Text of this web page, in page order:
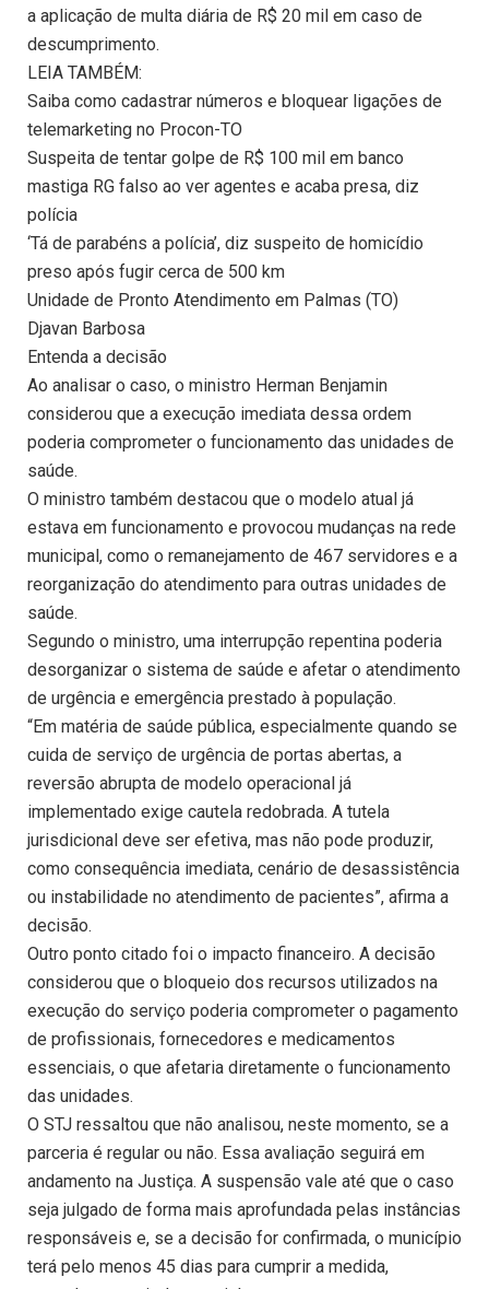
a aplicação de multa diária de R$ 20 mil em caso de
descumprimento.
LEIA TAMBÉM:
Saiba como cadastrar números e bloquear ligações de
telemarketing no Procon-TO
Suspeita de tentar golpe de R$ 100 mil em banco
mastiga RG falso ao ver agentes e acaba presa, diz
polícia
‘Tá de parabéns a polícia’, diz suspeito de homicídio
preso após fugir cerca de 500 km
Unidade de Pronto Atendimento em Palmas (TO)
Djavan Barbosa
Entenda a decisão
Ao analisar o caso, o ministro Herman Benjamin
considerou que a execução imediata dessa ordem
poderia comprometer o funcionamento das unidades de
saúde.
O ministro também destacou que o modelo atual já
estava em funcionamento e provocou mudanças na rede
municipal, como o remanejamento de 467 servidores e a
reorganização do atendimento para outras unidades de
saúde.
Segundo o ministro, uma interrupção repentina poderia
desorganizar o sistema de saúde e afetar o atendimento
de urgência e emergência prestado à população.
“Em matéria de saúde pública, especialmente quando se
cuida de serviço de urgência de portas abertas, a
reversão abrupta de modelo operacional já
implementado exige cautela redobrada. A tutela
jurisdicional deve ser efetiva, mas não pode produzir,
como consequência imediata, cenário de desassistência
ou instabilidade no atendimento de pacientes”, afirma a
decisão.
Outro ponto citado foi o impacto financeiro. A decisão
considerou que o bloqueio dos recursos utilizados na
execução do serviço poderia comprometer o pagamento
de profissionais, fornecedores e medicamentos
essenciais, o que afetaria diretamente o funcionamento
das unidades.
O STJ ressaltou que não analisou, neste momento, se a
parceria é regular ou não. Essa avaliação seguirá em
andamento na Justiça. A suspensão vale até que o caso
seja julgado de forma mais aprofundada pelas instâncias
responsáveis e, se a decisão for confirmada, o município
terá pelo menos 45 dias para cumprir a medida,